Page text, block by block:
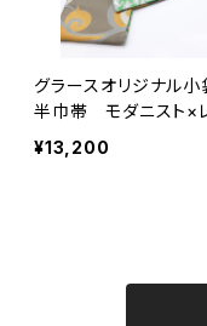
グラースオリジナル
半巾帯 モダニスト×
ード ポリエステル100
¥13,200